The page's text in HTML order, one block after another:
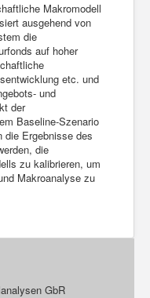
Makromodell
ausgehend von
die
auf hoher
etc. und
und
der
Baseline-Szenario
die Ergebnisse des
die
zu kalibrieren, um
Makroanalyse zu
GbR